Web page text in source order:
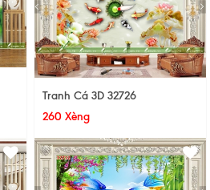
Tranh Cá 3D 32726
260 Xèng